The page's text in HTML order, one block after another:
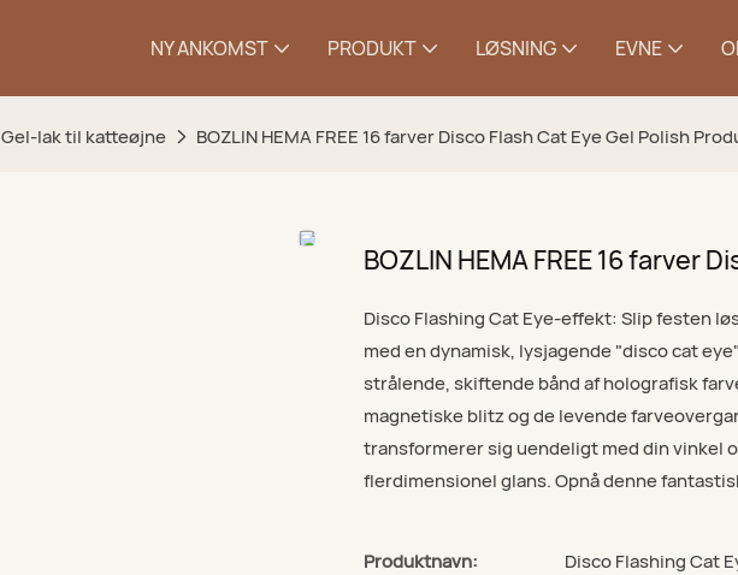
NY ANKOMST PRODUKT LØSNING EVNE
Gel-lak til katteøjne BOZLIN HEMA FREE 16 farver Disco Flash Cat Eye Gel Polish
BOZLIN HEMA FREE 16 farver
Disco Flashing Cat Eye-effekt: Slip festen
med en dynamisk, lysjagende "disco cat
strålende, skiftende bånd af holografisk
magnetiske blitz og de levende
transformerer sig uendeligt med din vinkel
flerdimensionel glans. Opnå denne
Produktnavn:
Disco Flashing Cat